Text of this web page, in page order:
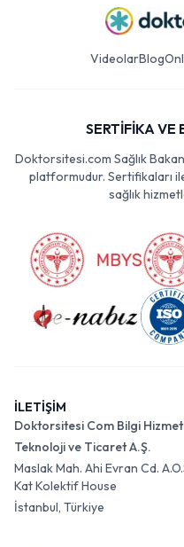
VideolarBlog
SERTİFİKA VE
Doktorsitesi.com Sağlık
platformudur. Sertifikaları
sağlık
İLETİŞİM
Doktorsitesi Com Bilgi
Teknoloji ve Ticaret A.Ş.
Maslak Mah. Ahi Evran Cd.
Kat Kolektif House
İstanbul, Türkiye